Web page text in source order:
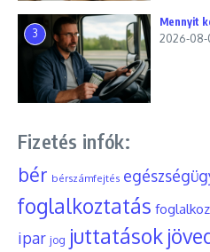
3
Mennyit
2026-08-
Fizetés infók:
bér bérszámfejtés
foglalkoztatás
ipar jog juttatások